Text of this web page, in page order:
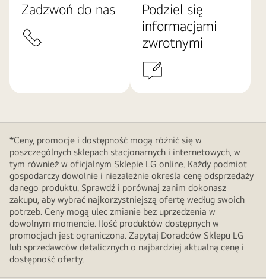
Zadzwoń do nas
Podziel się
informacjami
zwrotnymi
*Ceny, promocje i dostępność mogą różnić się w
poszczególnych sklepach stacjonarnych i internetowych, w
tym również w oficjalnym Sklepie LG online. Każdy podmiot
gospodarczy dowolnie i niezależnie określa cenę odsprzedaży
danego produktu. Sprawdź i porównaj zanim dokonasz
zakupu, aby wybrać najkorzystniejszą ofertę według swoich
potrzeb. Ceny mogą ulec zmianie bez uprzedzenia w
dowolnym momencie. Ilość produktów dostępnych w
promocjach jest ograniczona. Zapytaj Doradców Sklepu LG
lub sprzedawców detalicznych o najbardziej aktualną cenę i
dostępność oferty.